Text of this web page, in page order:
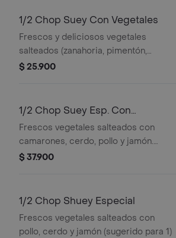
1/2 Chop Suey Con Vegetales
Frescos y deliciosos vegetales
salteados (zanahoria, pimentón,
cebolla, repollo, celery, brócoli,
$ 25.900
1/2 Chop Suey Esp. Con
Camarón
Frescos vegetales salteados con
camarones, cerdo, pollo y jamón.
(sugerido para 1)
$ 37.900
1/2 Chop Shuey Especial
Frescos vegetales salteados con
pollo, cerdo y jamón (sugerido para 1)